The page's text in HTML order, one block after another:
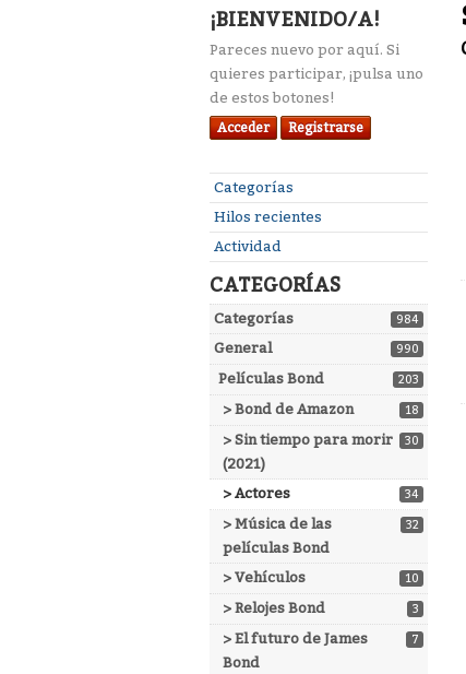
¡BIENVENIDO/A!
Pareces nuevo por aquí. Si
quieres participar, ¡pulsa uno
de estos botones!
Acceder Registrarse
Enlaces
rápidos
Categorías
Hilos recientes
Actividad
CATEGORÍAS
984
Categorías
990
General
203
Películas Bond
18
> Bond de Amazon
30
> Sin tiempo para morir
(2021)
34
> Actores
32
> Música de las
películas Bond
10
> Vehículos
3
> Relojes Bond
7
> El futuro de James
Bond